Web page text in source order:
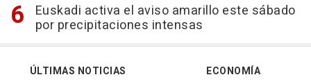
Euskadi activa el aviso amarillo este sábado
por precipitaciones intensas
ÚLTIMAS NOTICIAS
ECONOMÍA